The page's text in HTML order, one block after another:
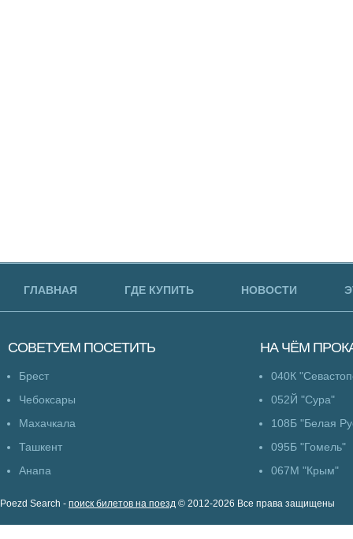
ГЛАВНАЯ ГДЕ КУПИТЬ НОВОСТИ
СОВЕТУЕМ ПОСЕТИТЬ
Брест
Чебоксары
Махачкала
Ташкент
Анапа
НА ЧЁМ
040К
052Й "Сура"
108Б "Белая
095Б "Гомель"
067М "Крым"
Poezd Search - поиск билетов на поезд © 2012-2026 Все права защищены